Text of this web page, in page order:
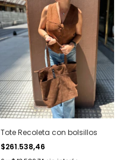
Tote Recoleta con bolsillos
$261.538,46